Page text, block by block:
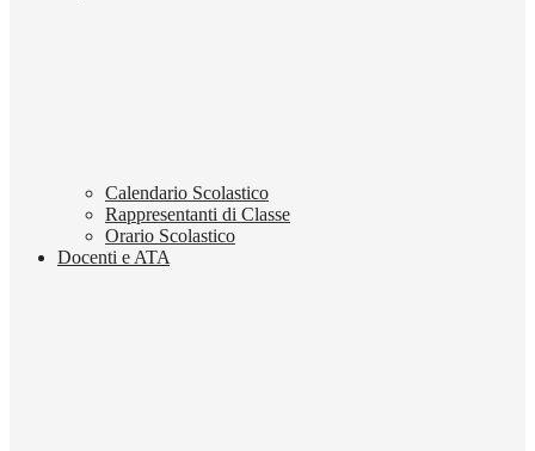
Calendario Scolastico
Rappresentanti di Classe
Orario Scolastico
Docenti e ATA